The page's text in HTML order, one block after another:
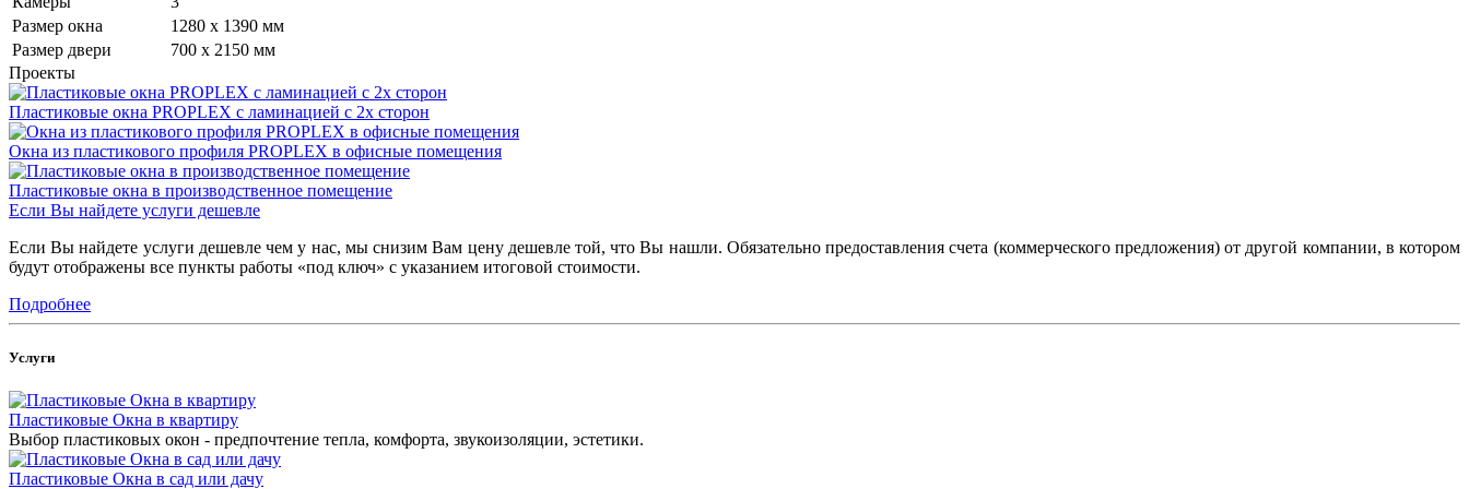
Размер окна
1280 x 1390 мм
Размер двери
700 x 2150 мм
Проекты
Пластиковые окна PROPLEX с ламинацией с 2х сторон
Окна из пластикового профиля PROPLEX в офисные помещения
Пластиковые окна в производственное помещение
Если Вы найдете услуги дешевле
Если Вы найдете услуги дешевле чем у нас, мы снизим Вам цену дешевле той, что Вы нашли. Обязательно предоставления счета (коммерческого предложения) от другой компании, в котором
будут отображены все пункты работы «под ключ» с указанием итоговой стоимости.
Подробнее
Услуги
Пластиковые Окна в квартиру
Выбор пластиковых окон - предпочтение тепла, комфорта, звукоизоляции, эстетики.
Пластиковые Окна в сад или дачу